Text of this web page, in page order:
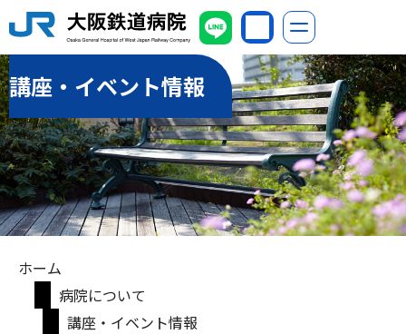
講座・イベント情報
ホーム
病院について
講座・イベント情報